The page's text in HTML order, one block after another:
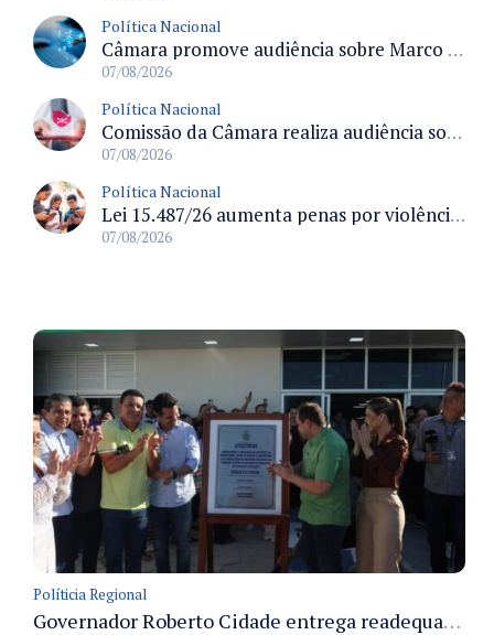
Política Nacional
Câmara promove audiência sobre Marco de Fomento à Economia Digital e impactos da inteligência artificial
07/08/2026
Política Nacional
Comissão da Câmara realiza audiência sobre apostas online para medir o tamanho do mercado ilegal
07/08/2026
Política Nacional
Lei 15.487/26 aumenta penas por violência sexual digital contra crianças e adolescentes e autoriza ronda virtual para investigação
07/08/2026
Políticia Regional
Governador Roberto Cidade entrega readequação do ambulatório da FCecon e amplia capacidade de atendimento oncológico em Manaus